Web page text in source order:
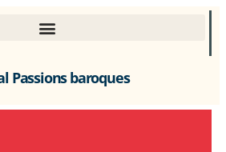
Passions baroques